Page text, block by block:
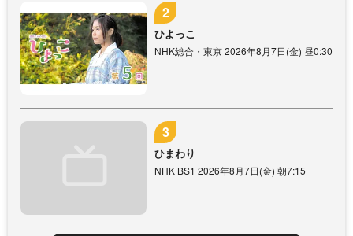
ひよっこ
NHK総合・東京 2026年8月7日(金) 昼0:30
ひまわり
NHK BS1 2026年8月7日(金) 朝7:15